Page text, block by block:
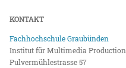
KONTAKT
Fachhochschule Graubünden
Institut für Multimedia Production
Pulvermühlestrasse 57